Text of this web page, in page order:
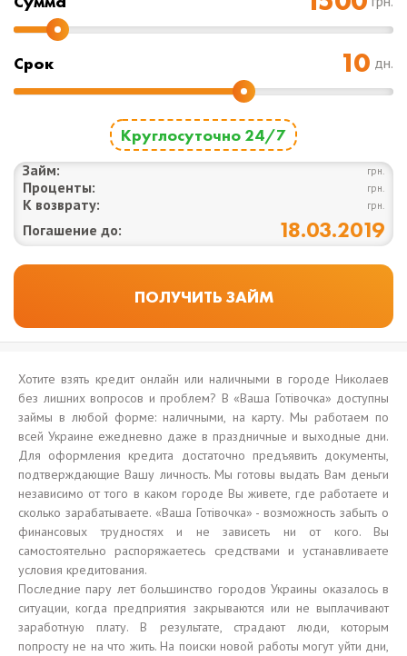
Срок дн.
Круглосуточно 24/7
Займ: грн.
Проценты: грн.
К возврату: грн.
Погашение до: 18.03.2019
Хотите взять кредит онлайн или наличными в городе Николаев
без лишних вопросов и проблем? В «Ваша Готівочка» доступны
займы в любой форме: наличными, на карту. Мы работаем по
всей Украине ежедневно даже в праздничные и выходные дни.
Для оформления кредита достаточно предъявить документы,
подтверждающие Вашу личность. Мы готовы выдать Вам деньги
независимо от того в каком городе Вы живете, где работаете и
сколько зарабатываете. «Ваша Готівочка» - возможность забыть о
финансовых трудностях и не зависеть ни от кого. Вы
самостоятельно распоряжаетесь средствами и устанавливаете
условия кредитования.
Последние пару лет большинство городов Украины оказалось в
ситуации, когда предприятия закрываются или не выплачивают
заработную плату. В результате, страдают люди, которым
попросту не на что жить. На поиски новой работы могут уйти дни,